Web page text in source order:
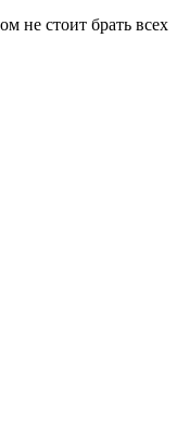
не стоит брать всех